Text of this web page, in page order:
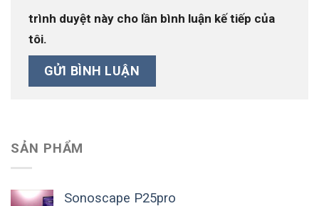
trình duyệt này cho lần bình luận kế tiếp của
tôi.
SẢN PHẨM
Sonoscape P25pro